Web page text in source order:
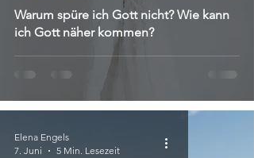
Warum spüre ich Gott nicht? Wie kann
ich Gott näher kommen?
Elena Engels
7. Juni
5 Min. Lesezeit